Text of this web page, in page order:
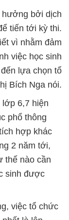
hưởng bởi dịch
tiến tới kỳ thi.
vì nhằm đảm
việc học sinh
lựa chọn tổ
Bích Nga nói.
6,7 hiện
phổ thông
hợp khác
2 năm tới,
thế nào cần
sinh được
việc tổ chức